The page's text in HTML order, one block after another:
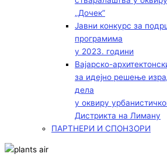
„Дочек”
Јавни конкурс за
програмима
у 2023. години
Вајарско-
за идејно решење
дела
у оквиру
Дистрикта на Лиману
ПАРТНЕРИ И СПОНЗОРИ